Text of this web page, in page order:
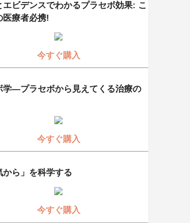
エビデンスでわかるプラセボ効果: こ
医療者必携!
今すぐ購入
学―プラセボから見えてくる治療の
今すぐ購入
から」を科学する
今すぐ購入